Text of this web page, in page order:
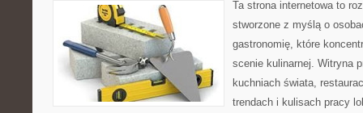
Ta strona internetowa to
stworzone z myślą o
gastronomię, które
scenie kulinarnej. Witryna
kuchniach świata,
trendach i kulisach pracy